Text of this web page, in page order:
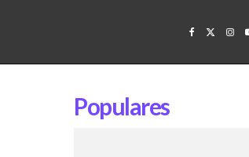
Populares